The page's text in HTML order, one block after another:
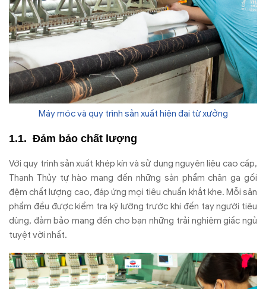
Máy móc và quy trình sản xuất hiện đại từ xưởng
Đảm bảo chất lượng
Với quy trình sản xuất khép kín và sử dụng nguyên liệu cao cấp,
Thanh Thủy tự hào mang đến những sản phẩm chăn ga gối
đệm chất lượng cao, đáp ứng mọi tiêu chuẩn khắt khe. Mỗi sản
phẩm đều được kiểm tra kỹ lưỡng trước khi đến tay người tiêu
dùng, đảm bảo mang đến cho bạn những trải nghiệm giấc ngủ
tuyệt vời nhất.